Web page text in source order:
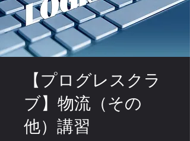
【プログレスクラ
ブ】物流（その
他）講習